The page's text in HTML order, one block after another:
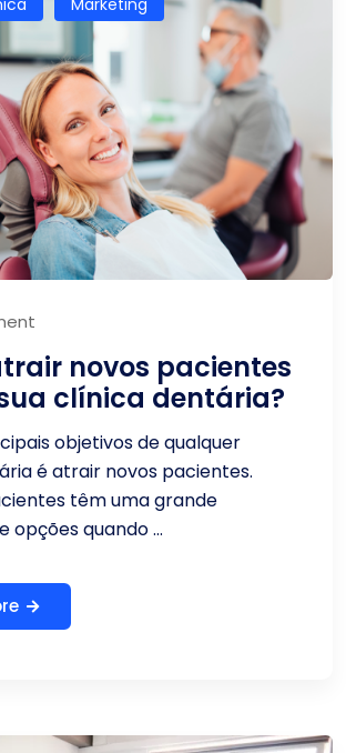
Marketing
novos pacientes
clínica dentária?
objetivos de qualquer
é atrair novos pacientes.
têm uma grande
opções quando ...